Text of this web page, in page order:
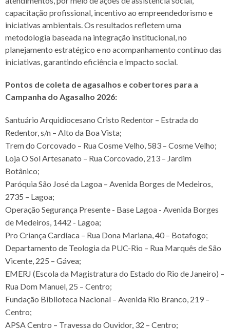
capacitação profissional, incentivo ao empreendedorismo e
iniciativas ambientais. Os resultados refletem uma
metodologia baseada na integração institucional, no
planejamento estratégico e no acompanhamento contínuo das
iniciativas, garantindo eficiência e impacto social.
Pontos de coleta de agasalhos e cobertores para a
Campanha do Agasalho 2026:
Santuário Arquidiocesano Cristo Redentor – Estrada do
Redentor, s/n – Alto da Boa Vista;
Trem do Corcovado – Rua Cosme Velho, 583 – Cosme Velho;
Loja O Sol Artesanato – Rua Corcovado, 213 – Jardim
Botânico;
Paróquia São José da Lagoa – Avenida Borges de Medeiros,
2735 – Lagoa;
Operação Segurança Presente - Base Lagoa - Avenida Borges
de Medeiros, 1442 - Lagoa;
Pro Criança Cardíaca – Rua Dona Mariana, 40 – Botafogo;
Departamento de Teologia da PUC-Rio – Rua Marquês de São
Vicente, 225 – Gávea;
EMERJ (Escola da Magistratura do Estado do Rio de Janeiro) –
Rua Dom Manuel, 25 – Centro;
Fundação Biblioteca Nacional – Avenida Rio Branco, 219 –
Centro;
APSA Centro – Travessa do Ouvidor, 32 – Centro;